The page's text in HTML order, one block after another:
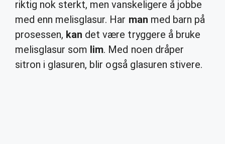
riktig nok sterkt, men vanskeligere å jobbe
med enn melisglasur. Har man med barn på
prosessen, kan det være tryggere å bruke
melisglasur som lim. Med noen dråper
sitron i glasuren, blir også glasuren stivere.